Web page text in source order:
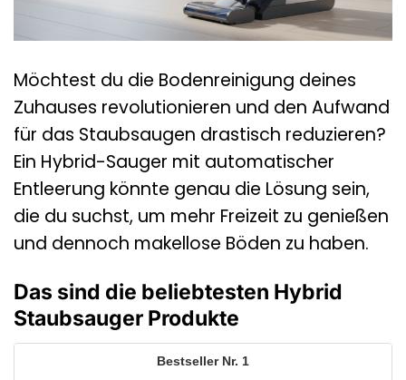
Möchtest du die Bodenreinigung deines
Zuhauses revolutionieren und den Aufwand
für das Staubsaugen drastisch reduzieren?
Ein Hybrid-Sauger mit automatischer
Entleerung könnte genau die Lösung sein,
die du suchst, um mehr Freizeit zu genießen
und dennoch makellose Böden zu haben.
Das sind die beliebtesten Hybrid
Staubsauger Produkte
1